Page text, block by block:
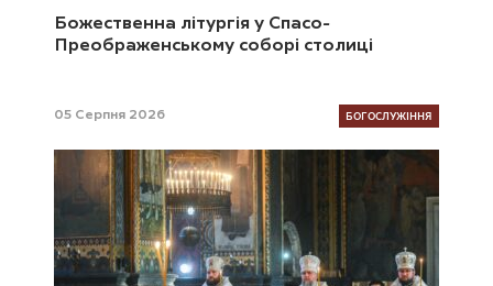
Божественна літургія у Спасо-
Преображенському соборі столиці
05 Серпня 2026 БОГОСЛУЖІННЯ